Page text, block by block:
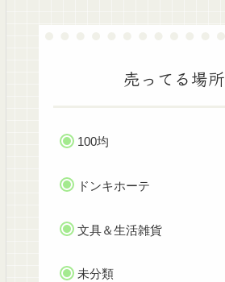
売ってる場所
100均
ドンキホーテ
文具＆生活雑貨
未分類